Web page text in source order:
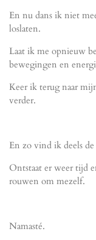
En nu dans ik niet
loslaten.
Laat ik me opnieuw
bewegingen en
Keer ik terug naar
verder.
En zo vind ik deels
Ontstaat er weer tijd
rouwen om mezelf.
Namasté.